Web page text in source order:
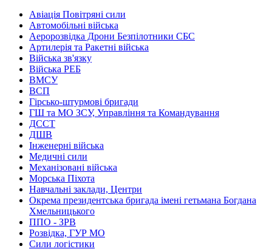
Авіація Повітряні сили
Автомобільні війська
Аеророзвідка Дрони Безпілотники СБС
Артилерія та Ракетні війська
Війська зв'язку
Війська РЕБ
ВМСУ
ВСП
Гірсько-штурмові бригади
ГШ та МО ЗСУ, Управління та Командування
ДССТ
ДШВ
Інженерні війська
Медичні сили
Механізовані війська
Морська Піхота
Навчальні заклади, Центри
Окрема президентська бригада імені гетьмана Богдана
Хмельницького
ППО - ЗРВ
Розвідка, ГУР МО
Сили логістики